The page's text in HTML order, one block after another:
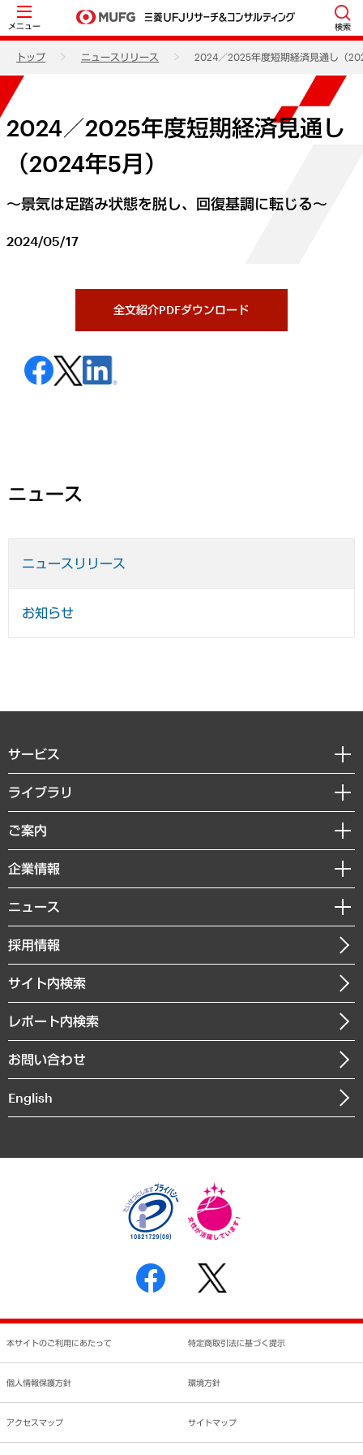
メニュー 検索
トップ ニュースリリース 2024／2025年度短期経済見通し（
2024／2025年度短期経済見通し
（2024年5月）
～景気は足踏み状態を脱し、回復基調に転じる～
2024/05/17
全文紹介PDFダウンロード
ニュース
ニュースリリース
お知らせ
サービス
経営戦略
組織・人事戦略
デジタルイノベーション
共生・ダイバーシティ
GRC（ガバナンス・リスク・コンプライアンス）・防災（政策）
経済・産業・雇用・労働
まちづくり・観光・交通・スポーツ・スマートシティ
自然資源・農林水産業・食料システム
ライブラリ
経済調査
レポート
コラム
経営用語集
受託・受注実績（官公庁関連）
メディア掲載・出演
ご案内
セミナー・イベント情報
MUFGビジネスセミナー
受託案件情報
企業情報
私たちの想い
社長メッセージ
会社概要
沿革
組織図・本部部室紹介
インドネシア現地法人
個人情報保護方針
反社会的勢力に対する基本方針
書面による個人情報の開示等の請求の手続きについて
ニュース
ニュースリリース
お知らせ
採用情報
サイト内検索
レポート内検索
お問い合わせ
English
本サイトのご利用にあたって 特定商取引法に基づく提示
個人情報保護方針 環境方針
アクセスマップ サイトマップ